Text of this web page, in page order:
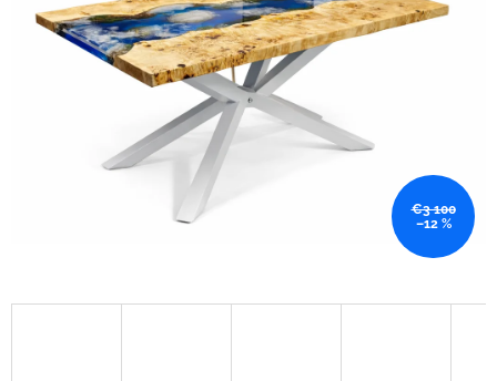
hviezdičiek.
€3 100
–12 %